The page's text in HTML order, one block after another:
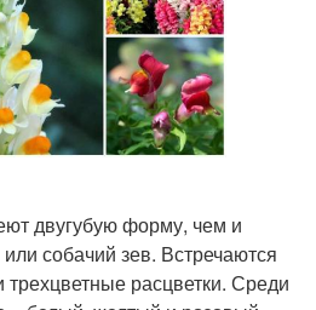
двугубую форму, чем и
собачий зев. Встречаются
трехцветные расцветки. Среди